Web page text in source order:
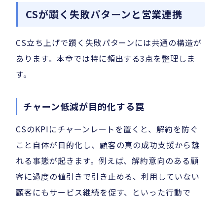
CSが躓く失敗パターンと営業連携
CS立ち上げで躓く失敗パターンには共通の構造が
あります。本章では特に頻出する3点を整理しま
す。
チャーン低減が目的化する罠
CSのKPIにチャーンレートを置くと、解約を防ぐ
こと自体が目的化し、顧客の真の成功支援から離
れる事態が起きます。例えば、解約意向のある顧
客に過度の値引きで引き止める、利用していない
顧客にもサービス継続を促す、といった行動で